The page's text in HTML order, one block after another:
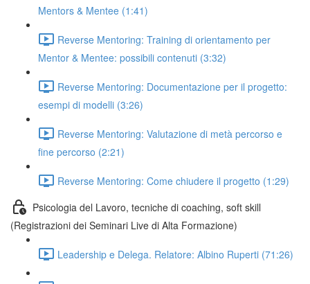
Mentors & Mentee (1:41)
Reverse Mentoring: Training di orientamento per
Mentor & Mentee: possibili contenuti (3:32)
Reverse Mentoring: Documentazione per il progetto:
esempi di modelli (3:26)
Reverse Mentoring: Valutazione di metà percorso e
fine percorso (2:21)
Reverse Mentoring: Come chiudere il progetto (1:29)
Psicologia del Lavoro, tecniche di coaching, soft skill
(Registrazioni dei Seminari Live di Alta Formazione)
Leadership e Delega. Relatore: Albino Ruperti (71:26)